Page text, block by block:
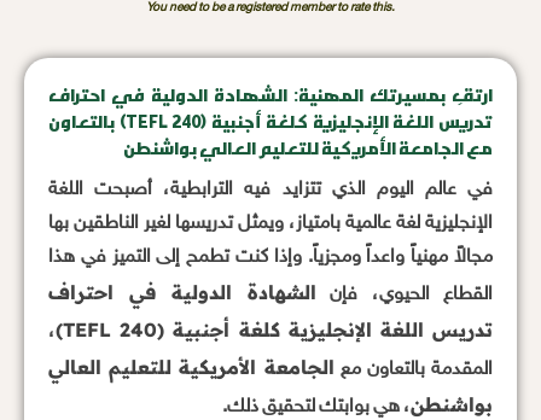
You need to be a registered member to rate this.
ارتقِ بمسيرتك المهنية: الشهادة الدولية في احتراف
تدريس اللغة الإنجليزية كلغة أجنبية (TEFL 240) بالتعاون
مع الجامعة الأمريكية للتعليم العالي بواشنطن
في عالم اليوم الذي تتزايد فيه الترابطية، أصبحت اللغة
الإنجليزية لغة عالمية بامتياز، ويمثل تدريسها لغير الناطقين بها
مجالاً مهنياً واعداً ومجزياً. وإذا كنت تطمح إلى التميز في هذا
القطاع الحيوي، فإن الشهادة الدولية في احتراف
تدريس اللغة الإنجليزية كلغة أجنبية (TEFL 240)
،
المقدمة بالتعاون مع الجامعة الأمريكية للتعليم العالي
بواشنطن، هي بوابتك لتحقيق ذلك.